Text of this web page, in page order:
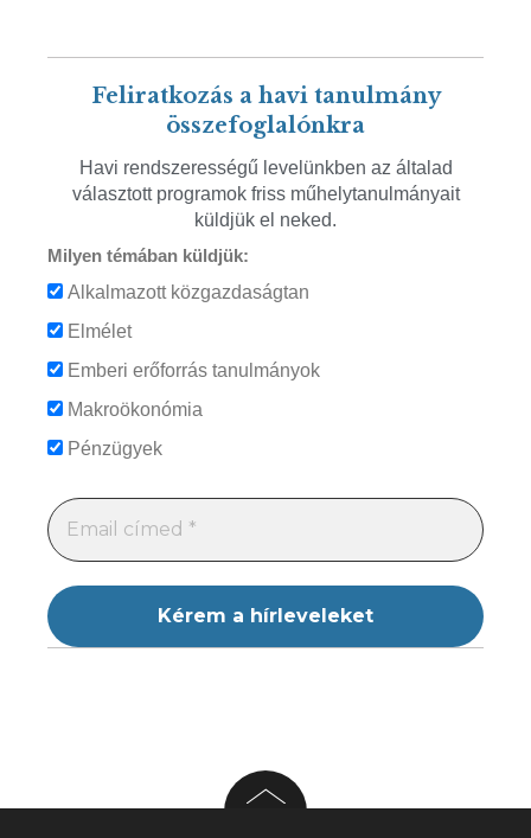
Feliratkozás a havi tanulmány
összefoglalónkra
Havi rendszerességű levelünkben az általad
választott programok friss műhelytanulmányait
küldjük el neked.
Milyen témában küldjük:
Alkalmazott közgazdaságtan
Elmélet
Emberi erőforrás tanulmányok
Makroökonómia
Pénzügyek